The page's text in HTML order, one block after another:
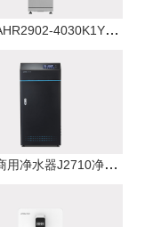
安吉尔 安吉尔AHR2902-4030K1Y商用直饮水机办
安吉尔 安吉尔商用净水器J2710净水机厂家重